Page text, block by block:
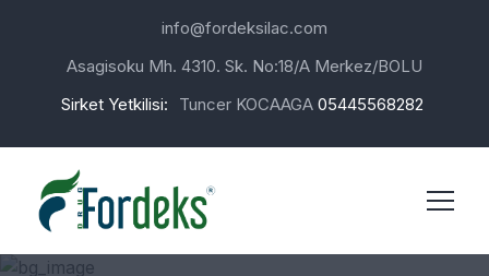
info@fordeksilac.com
Asagisoku Mh. 4310. Sk. No:18/A Merkez/BOLU
Sirket Yetkilisi:
Tuncer KOCAAGA 05445568282